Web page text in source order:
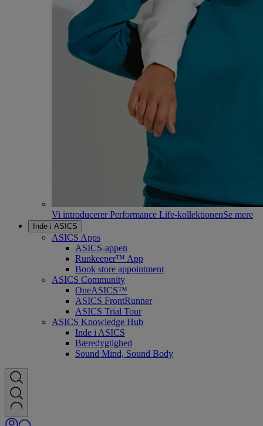
Vi introducerer Performance Life-kollektionenSe mere
Inde i ASICS
ASICS Apps
ASICS-appen
Runkeeper™ App
Book store appointment
ASICS Community
OneASICS™
ASICS FrontRunner
ASICS Trial Tour
ASICS Knowledge Hub
Inde i ASICS
Bæredygtighed
Sound Mind, Sound Body